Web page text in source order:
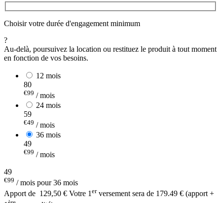
Choisir votre durée d'engagement minimum
?
Au-delà, poursuivez la location ou restituez le produit à tout moment
en fonction de vos besoins.
12 mois
80
€99 / mois
24 mois
59
€49 / mois
36 mois
49
€99 / mois
49
€99 / mois pour 36 mois
Apport de 129,50 € Votre 1 erversement sera de 179.49 € (apport +